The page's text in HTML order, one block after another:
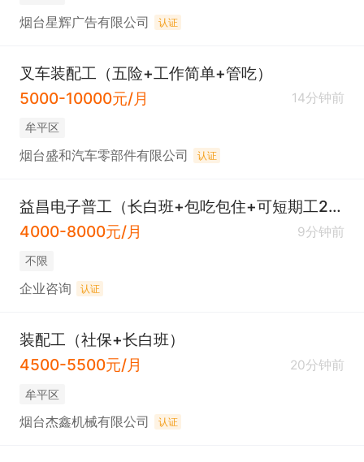
烟台星辉广告有限公司 认证
叉车装配工（五险+工作简单+管吃）
5000-10000元/月
14分钟前
牟平区
烟台盛和汽车零部件有限公司 认证
益昌电子普工（长白班+包吃包住+可短期工200起）
4000-8000元/月
9分钟前
不限
企业咨询 认证
装配工（社保+长白班）
4500-5500元/月
20分钟前
牟平区
烟台杰鑫机械有限公司 认证